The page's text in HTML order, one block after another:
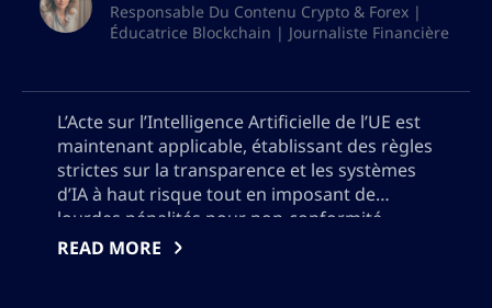
Responsable Du Contenu Crypto & Forex |
Éducatrice Blockchain | Journaliste Financière
L’Acte sur l’Intelligence Artificielle de l’UE est
maintenant applicable, établissant des règles
strictes sur la transparence et les systèmes
d’IA à haut risque tout en imposant de
lourdes pénalités pour non-conformité.
Découvrez comment ces nouvelles
READ MORE